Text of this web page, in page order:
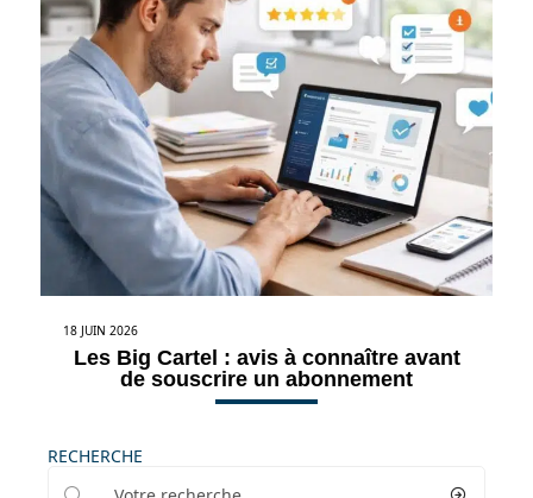
18 JUIN 2026
Les Big Cartel : avis à connaître avant
de souscrire un abonnement
RECHERCHE